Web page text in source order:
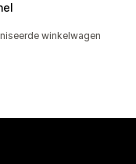
winkelwagen